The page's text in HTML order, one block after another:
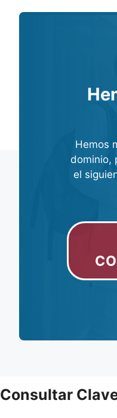
Hemos
dominio,
el
Consultar